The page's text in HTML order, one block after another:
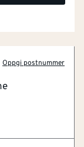
Oppgi postnummer
teknologi